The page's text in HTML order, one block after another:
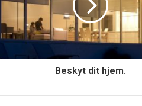
Beskyt dit hjem.